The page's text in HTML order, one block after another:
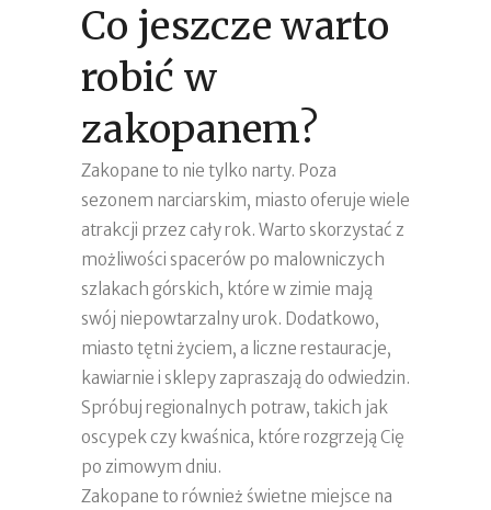
Co jeszcze warto
robić w
zakopanem?
Zakopane to nie tylko narty. Poza
sezonem narciarskim, miasto oferuje wiele
atrakcji przez cały rok. Warto skorzystać z
możliwości spacerów po malowniczych
szlakach górskich, które w zimie mają
swój niepowtarzalny urok. Dodatkowo,
miasto tętni życiem, a liczne restauracje,
kawiarnie i sklepy zapraszają do odwiedzin.
Spróbuj regionalnych potraw, takich jak
oscypek czy kwaśnica, które rozgrzeją Cię
po zimowym dniu.
Zakopane to również świetne miejsce na